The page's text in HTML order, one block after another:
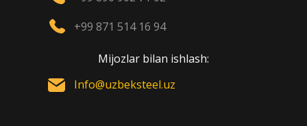
+99 871 514 16 94
Mijozlar bilan ishlash:
Info@uzbeksteel.uz